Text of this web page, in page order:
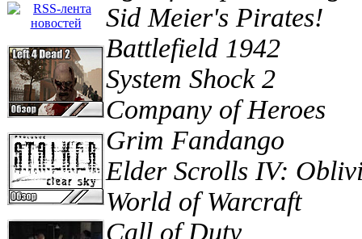
Sid Meier's Pirates!
Battlefield 1942
System Shock 2
Company of Heroes
Grim Fandango
Elder Scrolls IV:
World of Warcraft
Call of Duty